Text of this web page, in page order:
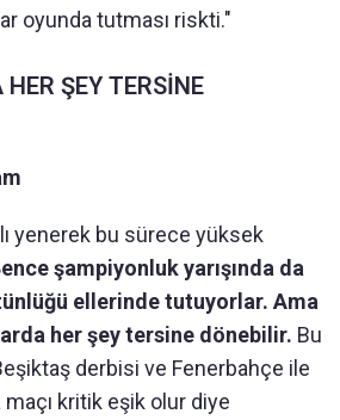
oyunda tutması riskti."
ŞEY TERSİNE
yenerek bu sürece yüksek
şampiyonluk yarışında da
ellerinde tutuyorlar. Ama
her şey tersine dönebilir. Bu
derbisi ve Fenerbahçe ile
maçı kritik eşik olur diye